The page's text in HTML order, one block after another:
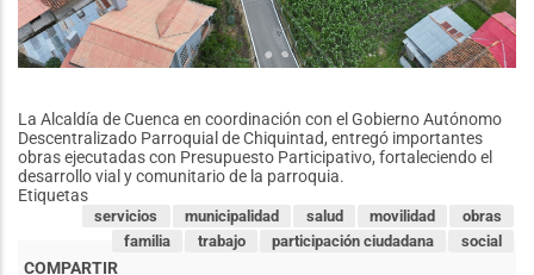
La Alcaldía de Cuenca en coordinación con el Gobierno Autónomo
Descentralizado Parroquial de Chiquintad, entregó importantes
obras ejecutadas con Presupuesto Participativo, fortaleciendo el
desarrollo vial y comunitario de la parroquia.
Etiquetas
obras
movilidad
salud
municipalidad
servicios
social
participación ciudadana
trabajo
familia